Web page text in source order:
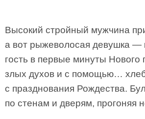
Высокий стройный мужчина
а вот рыжеволосая девушка
гость в первые минуты Нового
злых духов и с помощью…
с празднования Рождества.
по стенам и дверям, прогоняя